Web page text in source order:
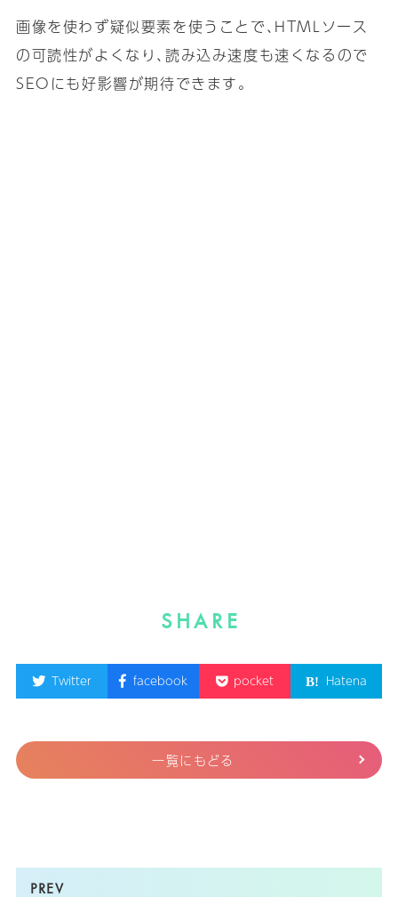
画像を使わず疑似要素を使うことで､HTMLソース
の可読性がよくなり､読み込み速度も速くなるので
SEOにも好影響が期待できます｡
SHARE
Twitter facebook pocket Hatena
一覧にもどる